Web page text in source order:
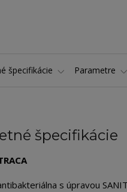
špecifikácie Parametre
špecifikácie
s úpravou